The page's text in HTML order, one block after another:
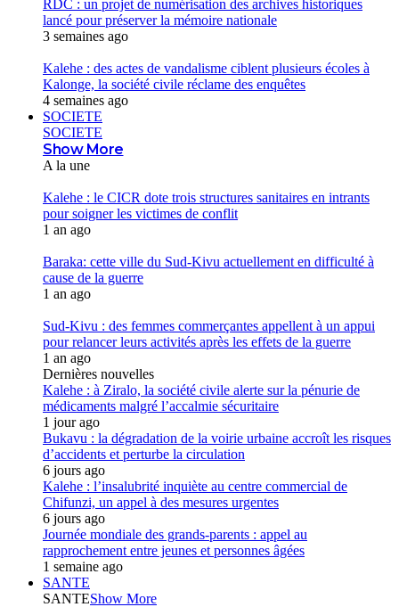
RDC : un projet de numérisation des archives historiques
lancé pour préserver la mémoire nationale
3 semaines ago
Kalehe : des actes de vandalisme ciblent plusieurs écoles à
Kalonge, la société civile réclame des enquêtes
4 semaines ago
SOCIETE
SOCIETE
Show More
A la une
Kalehe : le CICR dote trois structures sanitaires en intrants
pour soigner les victimes de conflit
1 an ago
Baraka: cette ville du Sud-Kivu actuellement en difficulté à
cause de la guerre
1 an ago
Sud-Kivu : des femmes commerçantes appellent à un appui
pour relancer leurs activités après les effets de la guerre
1 an ago
Dernières nouvelles
Kalehe : à Ziralo, la société civile alerte sur la pénurie de
médicaments malgré l’accalmie sécuritaire
1 jour ago
Bukavu : la dégradation de la voirie urbaine accroît les risques
d’accidents et perturbe la circulation
6 jours ago
Kalehe : l’insalubrité inquiète au centre commercial de
Chifunzi, un appel à des mesures urgentes
6 jours ago
Journée mondiale des grands-parents : appel au
rapprochement entre jeunes et personnes âgées
1 semaine ago
SANTE
SANTEShow More